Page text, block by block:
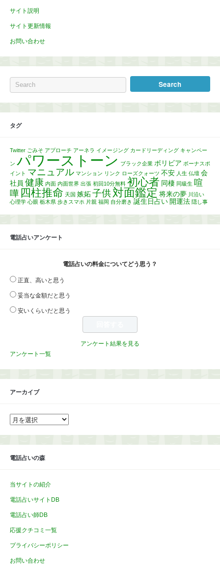
サイト説明
サイト更新情報
お問い合わせ
タグ
Twitter ごみそ アプローチ アーネラ イメージング カードリーディング キャンペー
ン パワーストーン ブラック企業 ボリビア ボーナスポ
イント マニュアル マンション リンク ローズクォーツ 不安 人生 仏壇 会
社員 健康 内面 内面世界 出張 初回10分無料 初心者 同棲 同級生 喧
嘩 四柱推命 天国 嫉妬子供対面鑑定 将来の夢 川沿い
心理学 心眼 栃木県 歩きスマホ 片親 福岡 自分磨き 誕生日占い 開運法 隠し事
電話占いアンケート
電話占いの料金についてどう思う？
正直、高いと思う
妥当な金額だと思う
安いくらいだと思う
アンケート結果を見る
アンケート一覧
アーカイブ
ア
ー
イ
電話占いの森
当サイトの紹介
電話占いサイトDB
電話占い師DB
応援クチコミ一覧
プライバシーポリシー
お問い合わせ